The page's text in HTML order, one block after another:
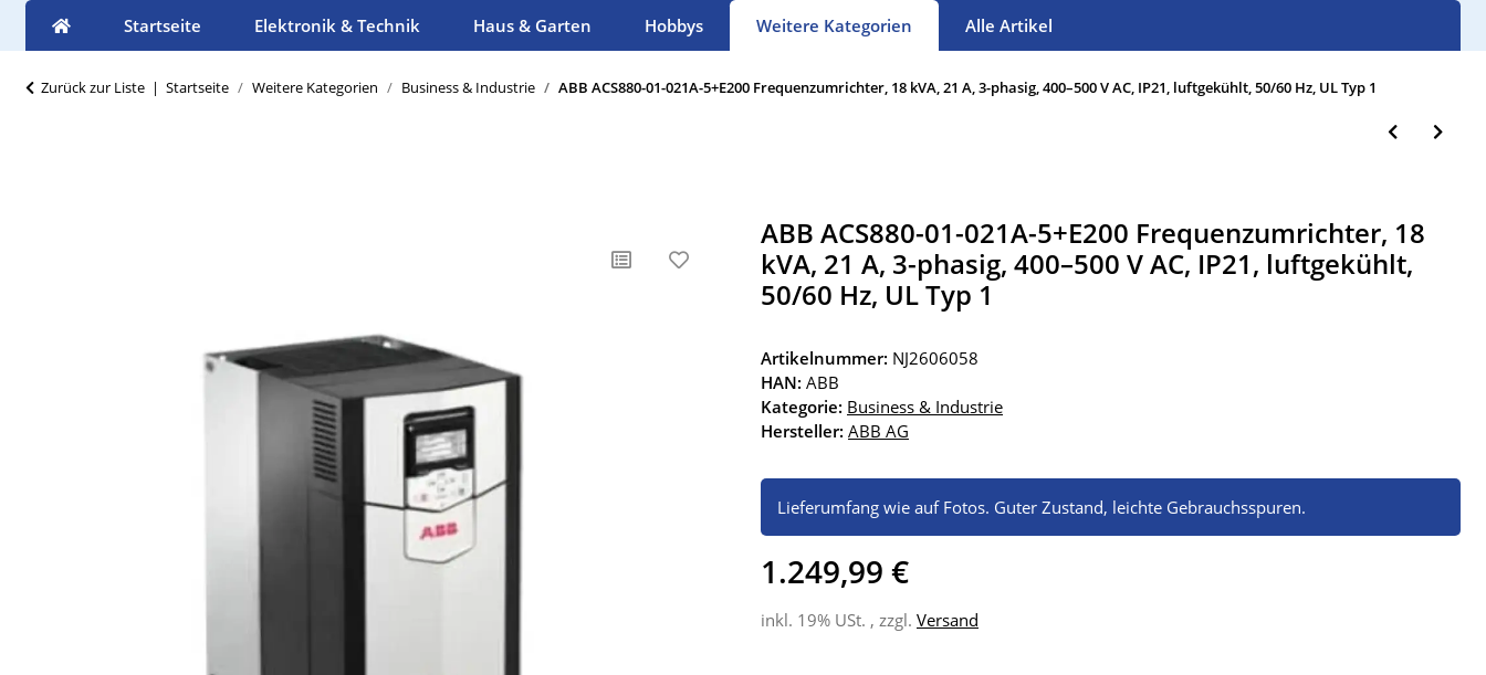
Startseite Elektronik & Technik Haus & Garten Hobbys Weitere Kategorien Alle Artikel
Zurück zur Liste Startseite Weitere Kategorien Business & Industrie ABB ACS880-01-021A-5+E200 Frequenzumrichter, 18 kVA, 21 A, 3-phasig, 400–500 V AC, IP21, luftgekühlt, 50/60 Hz, UL Typ 1
ABB ACS880-01-021A-5+E200 Frequenzumrichter, 18
kVA, 21 A, 3-phasig, 400–500 V AC, IP21, luftgekühlt,
50/60 Hz, UL Typ 1
Artikelnummer: NJ2606058
HAN: ABB
Kategorie: Business & Industrie
Hersteller: ABB AG
Lieferumfang wie auf Fotos. Guter Zustand, leichte Gebrauchsspuren.
1.249,99 €
inkl. 19% USt. , zzgl. Versand